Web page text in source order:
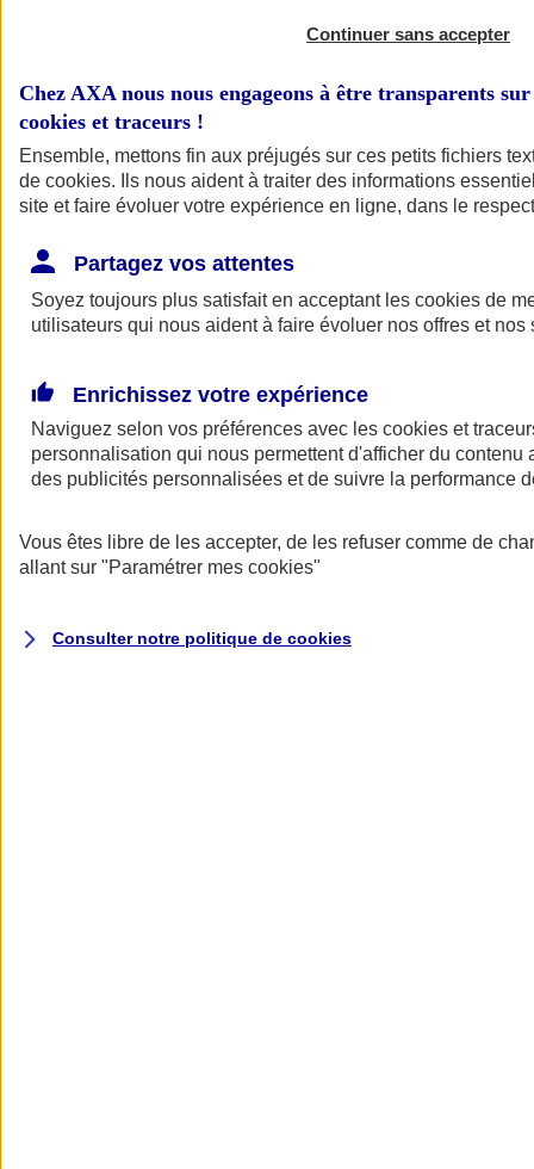
AXA Assurance
Continuer sans accepter
Chez AXA nous nous engageons à être transparents
cookies et traceurs !
Ensemble, mettons fin aux préjugés sur ces petits fichiers
de cookies. Ils nous aident à traiter des informations
site et faire évoluer votre expérience en ligne, dans le
Partagez vos attentes
Soyez toujours plus satisfait en acceptant les cookies de
utilisateurs qui nous aident à faire évoluer nos offres et nos
Enrichissez votre expérience
Naviguez selon vos préférences avec les cookies et
personnalisation qui nous permettent d'afficher du contenu
des publicités personnalisées et de suivre la performance
Vous êtes libre de les accepter, de les refuser comme de
allant sur "Paramétrer mes cookies"
Consulter notre politique de cookies